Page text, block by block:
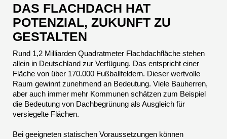
DAS FLACHDACH HAT
POTENZIAL, ZUKUNFT ZU
GESTALTEN
Rund 1,2 Milliarden Quadratmeter Flachdachfläche stehen
allein in Deutschland zur Verfügung. Das entspricht einer
Fläche von über 170.000 Fußballfeldern. Dieser wertvolle
Raum gewinnt zunehmend an Bedeutung. Viele Bauherren,
aber auch immer mehr Kommunen schätzen zum Beispiel
die Bedeutung von Dachbegrünung als Ausgleich für
versiegelte Flächen.
Bei geeigneten statischen Voraussetzungen können